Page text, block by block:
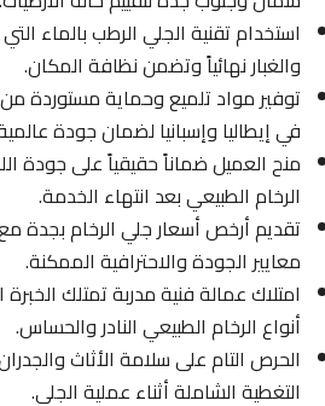
استخدام تقنية الجلي الرطب بالماء التي
والغبار نهائياً وتضمن نظافة المكان.
توفير مواد تلميع وحماية مستوردة من
في إيطاليا وإسبانيا لضمان جودة عالمية.
منح العميل ضماناً حقيقياً على جودة
الرخام الطبيعي بعد انتهاء الخدمة.
تقديم أرخص أسعار جلي الرخام بجدة مع
معايير الجودة والاحترافية الممكنة.
امتلاك عمالة فنية مدربة تمتلك الخبرة
أنواع الرخام الطبيعي النادر والحساس.
الحرص التام على سلامة الأثاث والجدران
التغطية الشاملة أثناء عملية الجلي.